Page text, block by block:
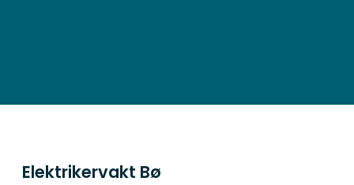
Elektrikervakt Bø